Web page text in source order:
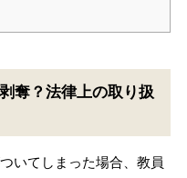
奪？法律上の取り扱
いてしまった場合、教員